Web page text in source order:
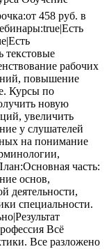
458 руб. в
текстовые
рабочих
повышение
Курсы по
новую
увеличить
у слушателей
на понимание
часть:
основ,
деятельности,
специальности.
Всё
Все разложено